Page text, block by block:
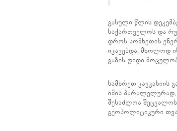
გასული წლის
საქართველოს და
დროს სომხეთის
იკავებდა, მხოლოდ
გაზის დიდი
სამხრეთ კავკასიის
იმის პარალელურად,
შესაძლოა
გეოპოლიტიკური